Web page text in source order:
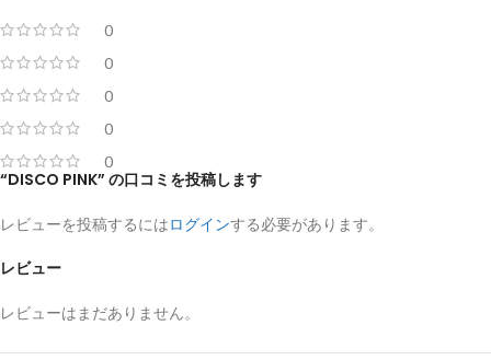
0
0
0
0
0
レビュー
レビューはまだありません。
“DISCO PINK” の口コミを投稿します
レビューを投稿するにはログインする必要があります。